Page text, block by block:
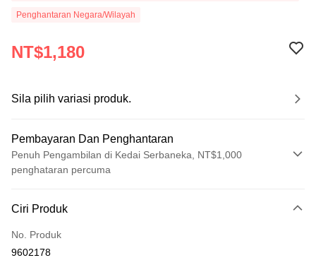
Penghantaran Negara/Wilayah
NT$1,180
Sila pilih variasi produk.
Pembayaran Dan Penghantaran
Penuh Pengambilan di Kedai Serbaneka, NT$1,000
penghataran percuma
Kad Kredit (Bayaran Penuh)
Pengambilan di Kedai Serbaneka
Ciri Produk
No. Produk
9602178